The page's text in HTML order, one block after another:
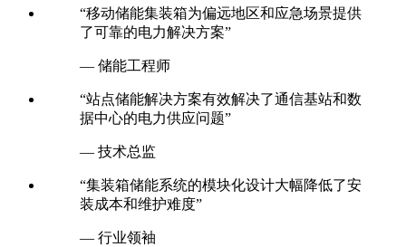
“移动储能集装箱为偏远地区和应急场景提供
了可靠的电力解决方案”
— 储能工程师
“站点储能解决方案有效解决了通信基站和数
据中心的电力供应问题”
— 技术总监
“集装箱储能系统的模块化设计大幅降低了安
装成本和维护难度”
— 行业领袖